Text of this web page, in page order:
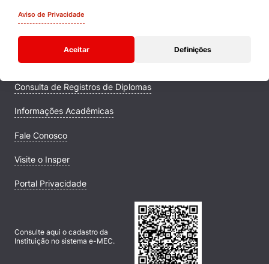
Aviso de Privacidade
Aceitar Definições
Quem Somos
Comunidade Transforme
Campus
Consulta de Registros de Diplomas
Informações Acadêmicas
Fale Conosco
Visite o Insper
Portal Privacidade
Consulte aqui o cadastro da
Instituição no sistema e-MEC.